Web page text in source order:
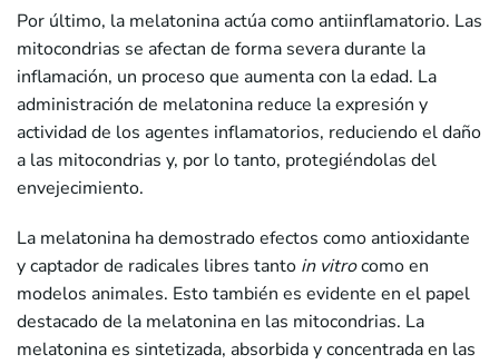
Por último, la melatonina actúa como antiinflamatorio. Las
mitocondrias se afectan de forma severa durante la
inflamación, un proceso que aumenta con la edad. La
administración de melatonina reduce la expresión y
actividad de los agentes inflamatorios, reduciendo el daño
a las mitocondrias y, por lo tanto, protegiéndolas del
envejecimiento.
La melatonina ha demostrado efectos como antioxidante
y captador de radicales libres tanto in vitrocomo en
modelos animales. Esto también es evidente en el papel
destacado de la melatonina en las mitocondrias. La
melatonina es sintetizada, absorbida y concentrada en las